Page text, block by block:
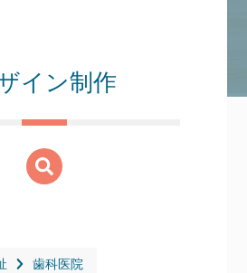
イン制作
歯科医院